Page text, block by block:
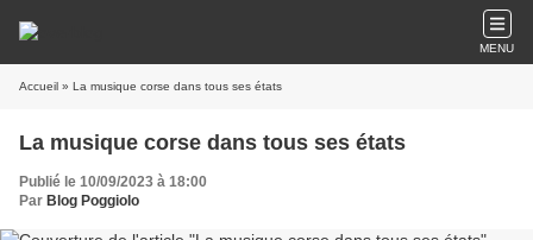
MENU
Accueil » La musique corse dans tous ses états
La musique corse dans tous ses états
Publié le 10/09/2023 à 18:00
Par Blog Poggiolo